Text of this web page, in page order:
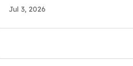
Jul 3, 2026